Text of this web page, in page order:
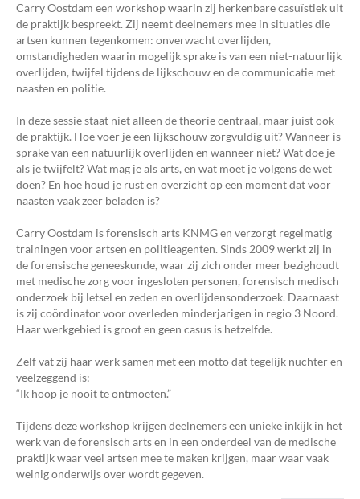
Carry Oostdam een workshop waarin zij herkenbare casuïstiek uit
de praktijk bespreekt. Zij neemt deelnemers mee in situaties die
artsen kunnen tegenkomen: onverwacht overlijden,
omstandigheden waarin mogelijk sprake is van een niet-natuurlijk
overlijden, twijfel tijdens de lijkschouw en de communicatie met
naasten en politie.
In deze sessie staat niet alleen de theorie centraal, maar juist ook
de praktijk. Hoe voer je een lijkschouw zorgvuldig uit? Wanneer is
sprake van een natuurlijk overlijden en wanneer niet? Wat doe je
als je twijfelt? Wat mag je als arts, en wat moet je volgens de wet
doen? En hoe houd je rust en overzicht op een moment dat voor
naasten vaak zeer beladen is?
Carry Oostdam is forensisch arts KNMG en verzorgt regelmatig
trainingen voor artsen en politieagenten. Sinds 2009 werkt zij in
de forensische geneeskunde, waar zij zich onder meer bezighoudt
met medische zorg voor ingesloten personen, forensisch medisch
onderzoek bij letsel en zeden en overlijdensonderzoek. Daarnaast
is zij coördinator voor overleden minderjarigen in regio 3 Noord.
Haar werkgebied is groot en geen casus is hetzelfde.
Zelf vat zij haar werk samen met een motto dat tegelijk nuchter en
veelzeggend is:
“Ik hoop je nooit te ontmoeten.”
Tijdens deze workshop krijgen deelnemers een unieke inkijk in het
werk van de forensisch arts en in een onderdeel van de medische
praktijk waar veel artsen mee te maken krijgen, maar waar vaak
weinig onderwijs over wordt gegeven.